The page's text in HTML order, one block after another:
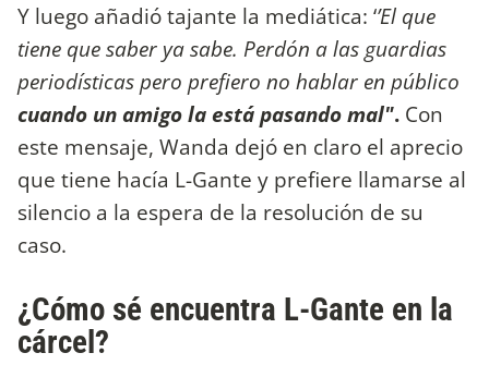
Y luego añadió tajante la mediática: ‘’El que
tiene que saber ya sabe. Perdón a las guardias
periodísticas pero prefiero no hablar en público
cuando un amigo la está pasando mal". Con
este mensaje, Wanda dejó en claro el aprecio
que tiene hacía L-Gante y prefiere llamarse al
silencio a la espera de la resolución de su
caso.
¿Cómo sé encuentra L-Gante en la
cárcel?